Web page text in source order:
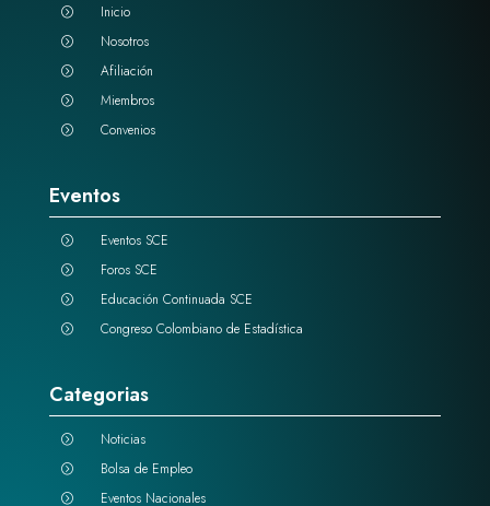
= Inicio
= Nosotros
= Afiliación
= Miembros
= Convenios
Eventos
= Eventos SCE
= Foros SCE
= Educación Continuada SCE
= Congreso Colombiano de Estadística
Categorias
= Noticias
= Bolsa de Empleo
= Eventos Nacionales